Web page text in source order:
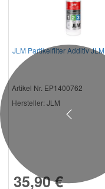
JLM Partikelfilter Additiv JLM
Artikel Nr. EP1400762
Hersteller: JLM
35,90 €
Previous